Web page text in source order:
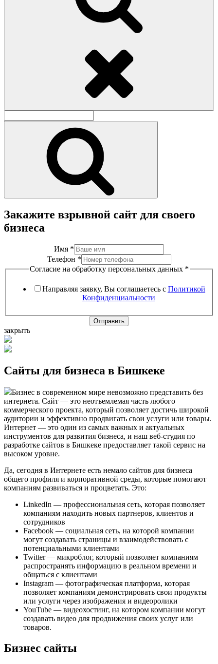
Закажите взрывной сайт для своего
бизнеса
Имя *
Телефон *
Согласие на обработку персональных данных *
Направляя заявку, Вы соглашаетесь с Политикой
Конфиденциальности
Отправить
закрыть
Сайты для бизнеса в Бишкеке
Бизнес в современном мире невозможно представить без
интернета. Сайт — это неотъемлемая часть любого
коммерческого проекта, который позволяет достичь широкой
аудитории и эффективно продвигать свои услуги или товары.
Интернет — это один из самых важных и актуальных
инструментов для развития бизнеса, и наш веб-студия по
разработке сайтов в Бишкеке предоставляет такой сервис на
высоком уровне.
Да, сегодня в Интернете есть немало сайтов для бизнеса
общего профиля и корпоративной среды, которые помогают
компаниям развиваться и процветать. Это:
LinkedIn — профессиональная сеть, которая позволяет
компаниям находить новых партнеров, клиентов и
сотрудников
Facebook — социальная сеть, на которой компании
могут создавать страницы и взаимодействовать с
потенциальными клиентами
Twitter — микроблог, который позволяет компаниям
распространять информацию в реальном времени и
общаться с клиентами
Instagram — фотографическая платформа, которая
позволяет компаниям демонстрировать свои продукты
или услуги через изображения и видеоролики
YouTube — видеохостинг, на котором компании могут
создавать видео для продвижения своих услуг или
товаров.
Бизнес сайты